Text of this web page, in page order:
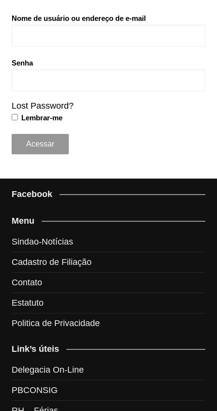
Nome de usuário ou endereço de e-mail
Senha
Lost Password?
Lembrar-me
Facebook
Menu
Sindao-Notícias
Cadastro de Filiação
Contato
Estatuto
Politica de Privacidade
Link’s úteis
Delegacia On-Line
PBCONSIG